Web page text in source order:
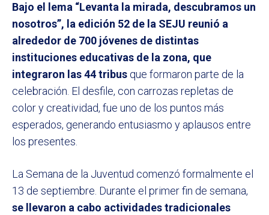
Bajo el lema “Levanta la mirada, descubramos un
nosotros”, la edición 52 de la SEJU reunió a
alrededor de 700 jóvenes de distintas
instituciones educativas de la zona, que
integraron las 44 tribus que formaron parte de la
celebración. El desfile, con carrozas repletas de
color y creatividad, fue uno de los puntos más
esperados, generando entusiasmo y aplausos entre
los presentes.
La Semana de la Juventud comenzó formalmente el
13 de septiembre. Durante el primer fin de semana,
se llevaron a cabo actividades tradicionales